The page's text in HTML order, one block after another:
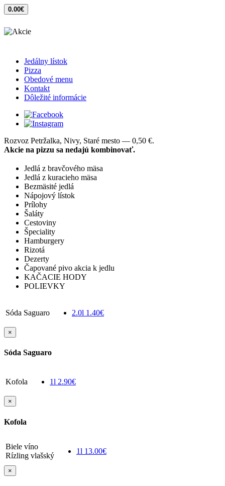
0.00€
Jedálny lístok
Pizza
Obedové menu
Kontakt
Dôležité informácie
Rozvoz Petržalka, Nivy, Staré mesto — 0,50 €.
Akcie na pizzu sa nedajú kombinovať.
Jedlá z bravčového mäsa
Jedlá z kuracieho mäsa
Bezmäsité jedlá
Nápojový lístok
Prílohy
Šaláty
Cestoviny
Špeciality
Hamburgery
Rizotá
Dezerty
Čapované pivo akcia k jedlu
KAČACIE HODY
POLIEVKY
Sóda Saguaro 2.0l 1.40€
×
Sóda Saguaro
Kofola 1l 2.90€
×
Kofola
Biele víno
Rízling vlašský
1l 13.00€
×